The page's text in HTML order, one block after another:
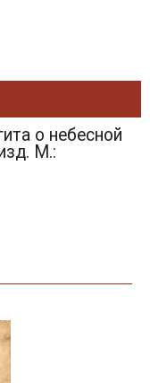
о небесной
М.: